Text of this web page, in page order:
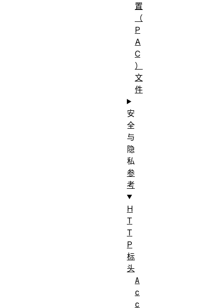
置
（
P
A
C
）
文
件
安
全
与
隐
私
参
考
H
T
T
P
标
头
A
c
c